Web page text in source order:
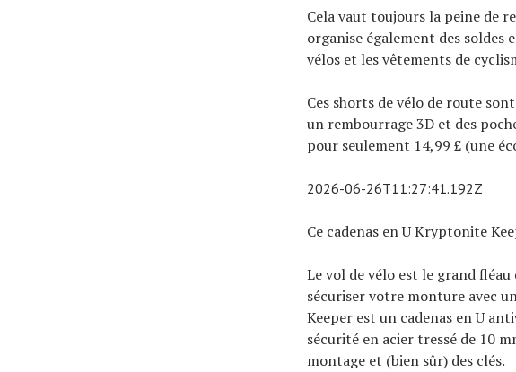
Cela vaut toujours la peine de
organise également des
vélos et les vêtements de
Ces shorts de vélo de route
un rembourrage 3D et des
pour seulement 14,99 £ (une
2026-06-26T11:27:41.192Z
Ce cadenas en U Kryptonite
Le vol de vélo est le grand
sécuriser votre monture avec
Keeper est un cadenas en U
sécurité en acier tressé de 10
montage et (bien sûr) des clés.